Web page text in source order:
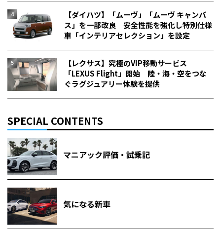
【ダイハツ】「ムーヴ」「ムーヴ キャンバ
ス」を一部改良 安全性能を強化し特別仕様
車「インテリアセレクション」を設定
【レクサス】究極のVIP移動サービス
「LEXUS Flight」開始 陸・海・空をつな
ぐラグジュアリー体験を提供
SPECIAL CONTENTS
マニアック評価・試乗記
気になる新車